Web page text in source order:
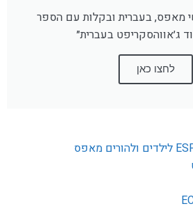
מאפס, בעברית ובקלות עם הספר
ג׳אווהסקריפט בעברית״
לחצו כאן